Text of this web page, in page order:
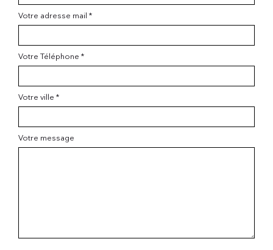
Votre adresse mail *
Votre Téléphone *
Votre ville *
Votre message